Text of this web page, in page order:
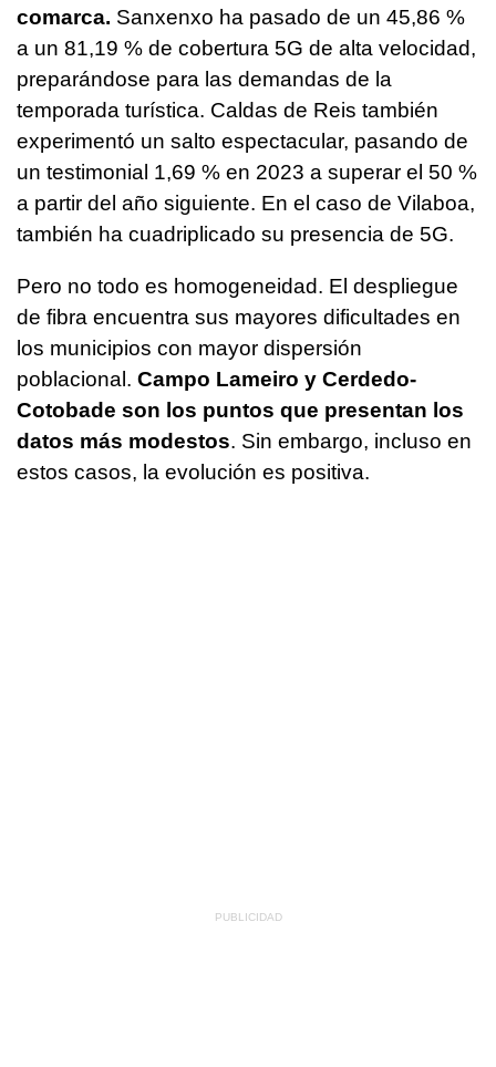
comarca. Sanxenxo ha pasado de un 45,86 %
a un 81,19 % de cobertura 5G de alta velocidad,
preparándose para las demandas de la
temporada turística. Caldas de Reis también
experimentó un salto espectacular, pasando de
un testimonial 1,69 % en 2023 a superar el 50 %
a partir del año siguiente. En el caso de Vilaboa,
también ha cuadriplicado su presencia de 5G.
Pero no todo es homogeneidad. El despliegue
de fibra encuentra sus mayores dificultades en
los municipios con mayor dispersión
poblacional. Campo Lameiro y Cerdedo-
Cotobade son los puntos que presentan los
datos más modestos. Sin embargo, incluso en
estos casos, la evolución es positiva.